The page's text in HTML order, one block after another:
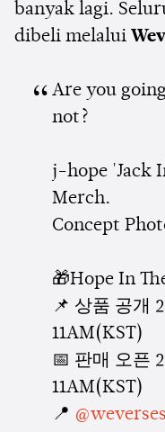
banyak lagi.
dibeli melalui
Are you
not?
j-hope 'Jack
Merch.
Concept
🎁Hope In
📌 상품 공개
11AM(KST)
📅 판매 오픈
11AM(KST)
📍